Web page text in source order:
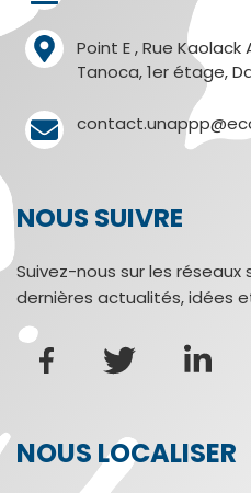
Point E , Rue
Tanoca, 1er étage,
NOUS SUIVRE
Suivez-nous sur les réseaux
dernières actualités, idées
NOUS LOCALISER